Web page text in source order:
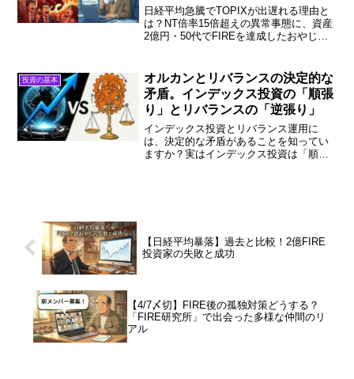
日経平均急騰でTOPIXが出遅れる理由と
は？NT倍率15倍超えの異常事態に、資産
2億円・50代でFIREを達成したおやじが
具体的な投資術を今すぐチェック！
投資の基本
オルカンとリバランスの決定的な
矛盾。インデックス投資の「順張
り」とリバランスの「逆張り」
インデックス投資とリバランス運用に
は、決定的な矛盾があることを知ってい
ますか？実はインデックス投資は「順張
【日経平均暴落】過去と比較！2億FIRE
投資家の失敗と成功
【4/7〆切】FIRE後の孤独対策どうする？
「FIRE研究所」で出会った多様な仲間のリ
アル